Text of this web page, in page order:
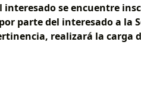
interesado se encuentre
parte del interesado a la
realizará la carga